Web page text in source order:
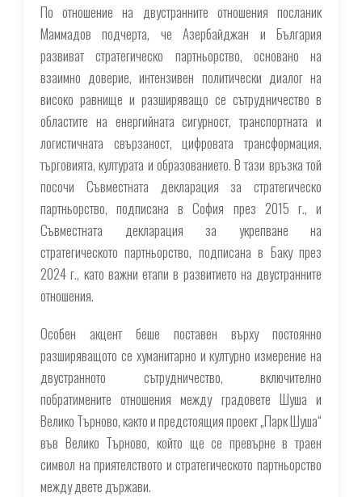
По отношение на двустранните отношения посланик
Маммадов подчерта, че Азербайджан и България
развиват стратегическо партньорство, основано на
взаимно доверие, интензивен политически диалог на
високо равнище и разширяващо се сътрудничество в
областите на енергийната сигурност, транспортната и
логистичната свързаност, цифровата трансформация,
търговията, културата и образованието. В тази връзка той
посочи Съвместната декларация за стратегическо
партньорство, подписана в София през 2015 г., и
Съвместната декларация за укрепване на
стратегическото партньорство, подписана в Баку през
2024 г., като важни етапи в развитието на двустранните
отношения.
Особен акцент беше поставен върху постоянно
разширяващото се хуманитарно и културно измерение на
двустранното сътрудничество, включително
побратимените отношения между градовете Шуша и
Велико Търново, както и предстоящия проект „Парк Шуша“
във Велико Търново, който ще се превърне в траен
символ на приятелството и стратегическото партньорство
между двете държави.